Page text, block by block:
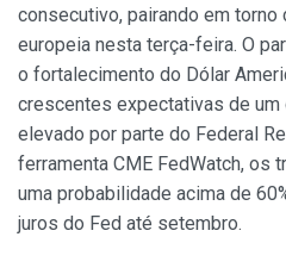
consecutivo, pairando em
europeia nesta terça-feira. O
o fortalecimento do Dólar
crescentes expectativas de um
elevado por parte do Federal
ferramenta CME FedWatch, os
uma probabilidade acima de
juros do Fed até setembro.